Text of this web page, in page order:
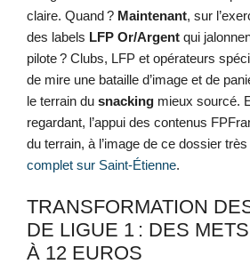
claire. Quand ? Maintenant, sur
des labels LFP Or/Argent qui
pilote ? Clubs, LFP et opérateurs
de mire une bataille d’image et de
le terrain du snacking mieux sourcé.
regardant, l’appui des contenus
du terrain, à l’image de ce dossier
complet sur Saint‑Étienne.
TRANSFORMATION
DE LIGUE 1 : DES
À 12 EUROS